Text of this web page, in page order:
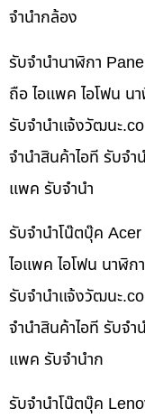
จำนำกล้อง
รับจำนำนาฬิกา
ถือ ไอแพค ไอโฟน น
รับจํานําแจ้งวัฒนะ
จำนำสินค้าไอที รับจ
แพค รับจำนำ
รับจำนำโน๊ตบุ๊ค
ไอแพค ไอโฟน นาฬิ
รับจํานําแจ้งวัฒนะ
จำนำสินค้าไอที รับจ
แพค รับจำนำก
รับจำนำโน๊ตบุ๊ค